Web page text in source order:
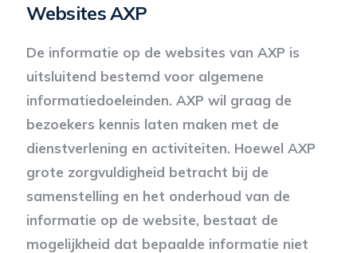
Websites AXP
De informatie op de websites van AXP is
uitsluitend bestemd voor algemene
informatiedoeleinden. AXP wil graag de
bezoekers kennis laten maken met de
dienstverlening en activiteiten. Hoewel AXP
grote zorgvuldigheid betracht bij de
samenstelling en het onderhoud van de
informatie op de website, bestaat de
mogelijkheid dat bepaalde informatie niet